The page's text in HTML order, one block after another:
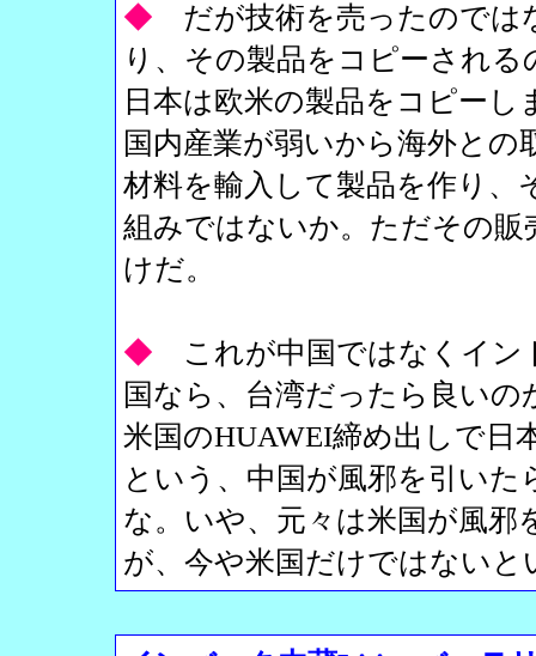
◆ だが技術を売ったので
り、その製品をコピーされ
日本は欧米の製品をコピー
国内産業が弱いから海外と
材料を輸入して製品を作り、
組みではないか。ただその
けだ。
◆
これが中国ではなくイ
国なら、台湾だったら良い
米国のHUAWEI締め出しで日
という、中国が風邪を引い
な。いや、元々は米国が風
が、今や米国だけではないと